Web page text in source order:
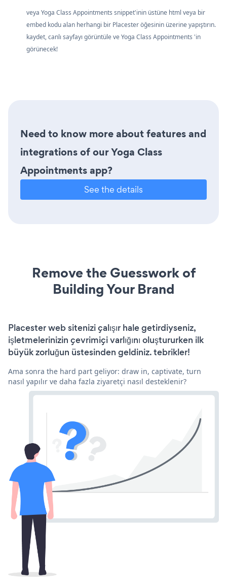
veya Yoga Class Appointments snippet'inin üstüne html veya bir
embed kodu alan herhangi bir Placester öğesinin üzerine yapıştırın.
kaydet, canlı sayfayı görüntüle ve Yoga Class Appointments 'in
görünecek!
Need to know more about features and
integrations of our Yoga Class
Appointments app?
See the details
Remove the Guesswork of
Building Your Brand
Placester web sitenizi çalışır hale getirdiyseniz,
işletmelerinizin çevrimiçi varlığını oluştururken ilk
büyük zorluğun üstesinden geldiniz. tebrikler!
Ama sonra the hard part geliyor: draw in, captivate, turn
nasıl yapılır ve daha fazla ziyaretçi nasıl desteklenir?